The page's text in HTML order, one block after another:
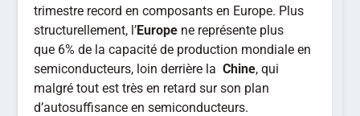
trimestre record en composants en Europe. Plus
structurellement, l’Europe ne représente plus
que 6% de la capacité de production mondiale en
semiconducteurs, loin derrière laChine, qui
malgré tout est très en retard sur son plan
d’autosuffisance en semiconducteurs.